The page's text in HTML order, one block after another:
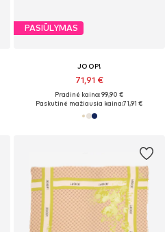
PASIŪLYMAS
JOOP!
71,91 €
Pradinė kaina: 99,90 €
Paskutinė mažiausia kaina:71,91 €